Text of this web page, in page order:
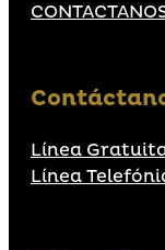
Línea
Línea